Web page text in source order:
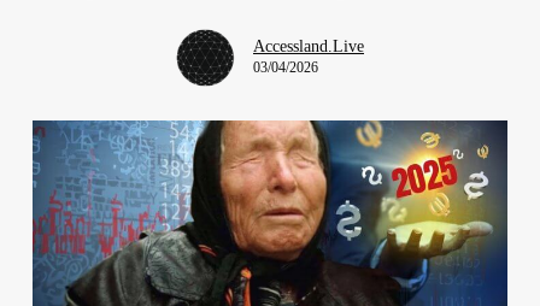
Accessland.Live
03/04/2026